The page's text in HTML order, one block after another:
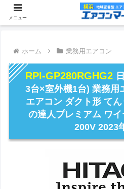
ホーム 業務用エアコン
RPI-GP280RGHG2
3台×室外機1台) 業務用
エアコン ダクト形 て
の達人プレミアム ワ
200V 2023
メニュー